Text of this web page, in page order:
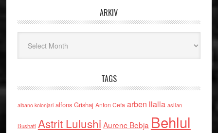
ARKIV
TAGS
albano kolonjari alfons Grishaj Anton Cefa arben llalla asllan
Bushati Astrit Lulushi Aurenc Bebja Behlul